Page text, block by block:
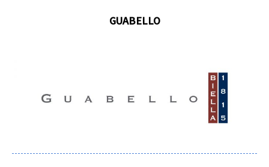
GUABELLO